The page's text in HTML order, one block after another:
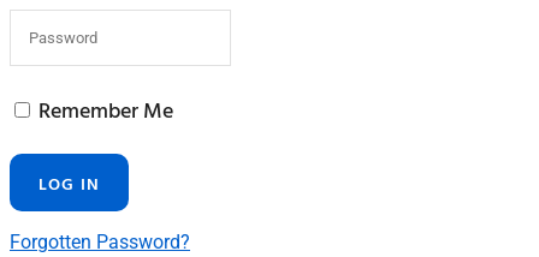
Remember Me
Forgotten Password?